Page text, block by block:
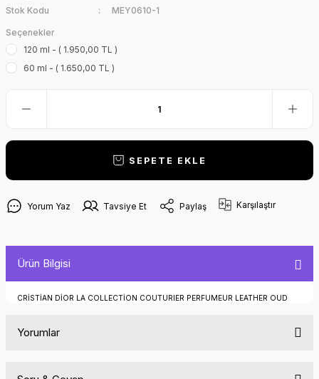
Stok Kodu
MEY0610-1
Seçenekler
120 ml - ( 1.950,00 TL )
60 ml - ( 1.650,00 TL )
SEPETE EKLE
Yorum Yaz Tavsiye Et Paylaş Karşılaştır
Ürün Bilgisi
CRİSTİAN DİOR LA COLLECTİON COUTURIER PERFUMEUR LEATHER OUD
Yorumlar